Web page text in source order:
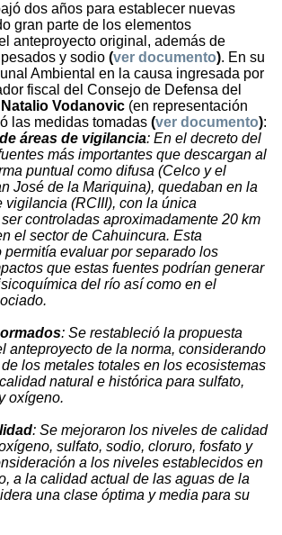
dos años para establecer nuevas
gran parte de los elementos
anteproyecto original, además de
y sodio (ver documento). En su
Ambiental en la causa ingresada por
fiscal del Consejo de Defensa del
Natalio Vodanovic (en representación
las medidas tomadas (ver documento):
áreas de vigilancia: En el decreto del
más importantes que descargan al
puntual como difusa (Celco y el
José de la Mariquina), quedaban en la
vigilancia (RCIII), con la única
controladas aproximadamente 20 km
el sector de Cahuincura. Esta
permitía evaluar por separado los
que estas fuentes podrían generar
del río así como en el
: Se restableció la propuesta
anteproyecto de la norma, considerando
los metales totales en los ecosistemas
natural e histórica para sulfato,
oxígeno.
: Se mejoraron los niveles de calidad
sulfato, sodio, cloruro, fosfato y
a los niveles establecidos en
a la calidad actual de las aguas de la
una clase óptima y media para su